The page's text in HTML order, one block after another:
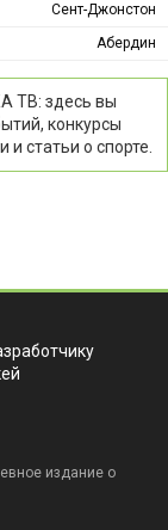
Сент-Джонстон
Абердин
ТВ: здесь вы
конкурсы
и статьи о спорте.
издание о